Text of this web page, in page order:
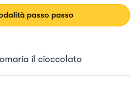
passo passo
il cioccolato